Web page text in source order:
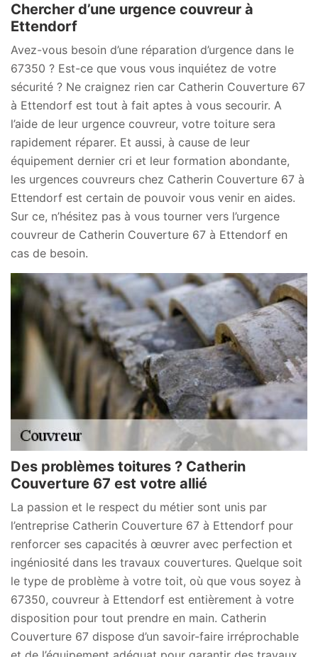
Chercher d’une urgence couvreur à
Ettendorf
Avez-vous besoin d’une réparation d’urgence dans le
67350 ? Est-ce que vous vous inquiétez de votre
sécurité ? Ne craignez rien car Catherin Couverture 67
à Ettendorf est tout à fait aptes à vous secourir. A
l’aide de leur urgence couvreur, votre toiture sera
rapidement réparer. Et aussi, à cause de leur
équipement dernier cri et leur formation abondante,
les urgences couvreurs chez Catherin Couverture 67 à
Ettendorf est certain de pouvoir vous venir en aides.
Sur ce, n’hésitez pas à vous tourner vers l’urgence
couvreur de Catherin Couverture 67 à Ettendorf en
cas de besoin.
Des problèmes toitures ? Catherin
Couverture 67 est votre allié
La passion et le respect du métier sont unis par
l’entreprise Catherin Couverture 67 à Ettendorf pour
renforcer ses capacités à œuvrer avec perfection et
ingéniosité dans les travaux couvertures. Quelque soit
le type de problème à votre toit, où que vous soyez à
67350, couvreur à Ettendorf est entièrement à votre
disposition pour tout prendre en main. Catherin
Couverture 67 dispose d’un savoir-faire irréprochable